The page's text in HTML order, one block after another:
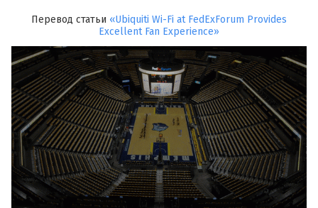
Перевод статьи «Ubiquiti Wi-Fi at FedExForum Provides
Excellent Fan Experience»